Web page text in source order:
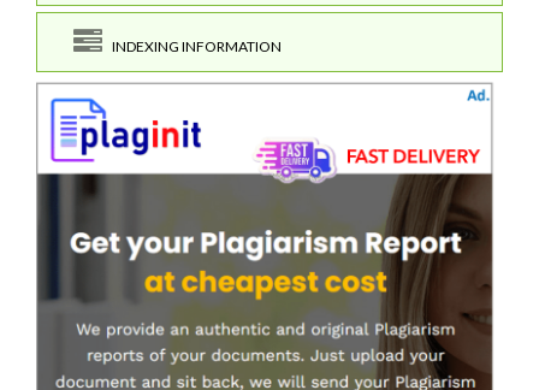
INDEXING INFORMATION